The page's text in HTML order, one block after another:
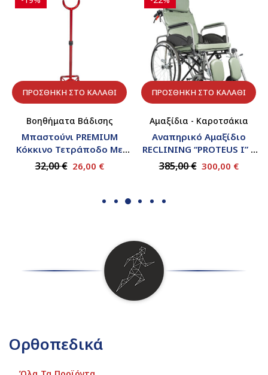
ΠΡΟΣΘΉΚΗ ΣΤΟ ΚΑΛΆΘΙ
Βοηθήματα Βάδισης
Μπαστούνι PREMIUM
Κόκκινο Τετράποδο Με
Κλειστή Λαβή | 0805663 |
Wemed
32,00€ 26,00 €
ΠΡΟΣΘΉΚΗ ΣΤΟ ΚΑΛΆΘΙ
Αμαξίδια - Καροτσάκια
Αναπηρικό Αμαξίδιο
RECLINING “PROTEUS I” |
0811980 | Wemed
385,00€ 300,00 €
Ορθοπεδικά